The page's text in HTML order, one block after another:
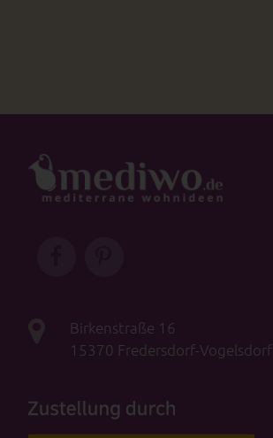
Birkenstraße 16
15370 Fredersdorf-Vogelsdorf